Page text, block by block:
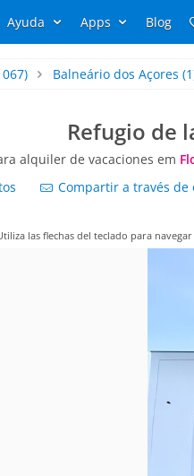
Ayuda Apps Blog
Balneário dos Açores
Refugio de
alquiler de vacaciones em
Compartir a través de
las flechas del teclado para